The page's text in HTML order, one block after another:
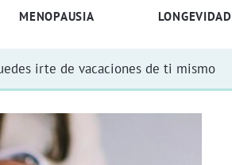
MENOPAUSIA LONGEVIDAD
irte de vacaciones de ti mismo